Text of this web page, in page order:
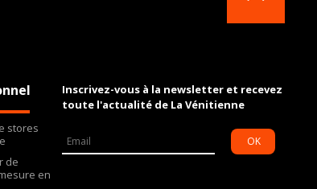
stores
de
en
Inscrivez-vous à la newsletter et recevez
toute l'actualité de La Vénitienne
OK